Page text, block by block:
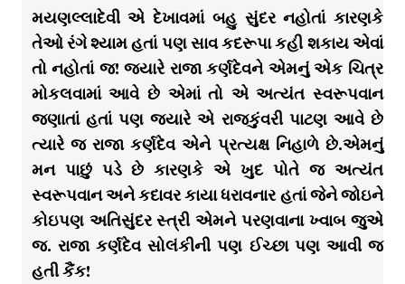
મયણલ્લાદેવી એ દેખાવમાં બહુ સુંદર નહોતાં કારણકે
તેઓ રંગે શ્યામ હતાં પણ સાવ કદરૂપા કહી શકાય એવાં
તો નહોતાં જ! જ્યારે રાજા કર્ણદેવને એમનું એક ચિત્ર
મોકલવામાં આવે છે એમાં તો એ અત્યંત સ્વરૂપવાન
જણાતાં હતાં પણ જ્યારે એ રાજકુંવરી પાટણ આવે છે
ત્યારે જ રાજા કર્ણદેવ એને પ્રત્યક્ષ નિહાળે છે.એમનું
મન પાછું પડે છે કારણકે એ ખુદ પોતે જ અત્યંત
સ્વરૂપવાન અને કદાવર કાયા ધરાવનાર હતાં જેને જોઇને
કોઇપણ અતિસુંદર સ્ત્રી એમને પરણવાના ખ્વાબ જુએ
જ. રાજા કર્ણદેવ સોલંકીની પણ ઈચ્છા પણ આવી જ
હતી કૈંક!